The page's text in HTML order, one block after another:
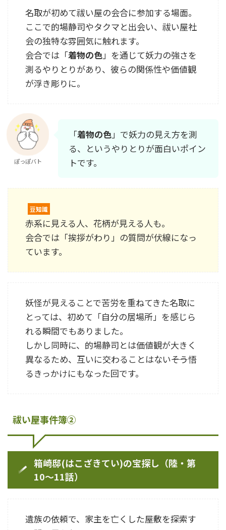
名取が初めて祓い屋の会合に参加する場面。
ここで的場静司やタクマと出会い、祓い屋社
会の独特な雰囲気に触れます。
会合では「着物の色」を通じて妖力の強さを
測るやりとりがあり、彼らの関係性や価値観
が浮き彫りに。
ぽっぽバト
「着物の色」で妖力の見え方を測
る、というやりとりが面白いポイン
トです。
豆知識
赤系に見える人、花柄が見える人も。
会合では「挨拶がわり」の質問が伏線になっ
ています。
妖怪が見えることで苦労を重ねてきた名取に
とっては、初めて「自分の居場所」を感じら
れる瞬間でもありました。
しかし同時に、的場静司とは価値観が大きく
異なるため、互いに交わることはない――そう悟
るきっかけにもなった回です。
祓い屋事件簿②
箱崎邸(はこざきてい)の宝探し（陸・第
10〜11話）
遺族の依頼で、家主を亡くした屋敷を探索す